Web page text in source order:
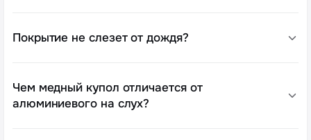
Покрытие не слезет от дождя?
Чем медный купол отличается от
алюминиевого на слух?